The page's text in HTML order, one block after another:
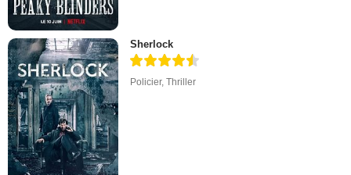
Sherlock
Policier,Thriller